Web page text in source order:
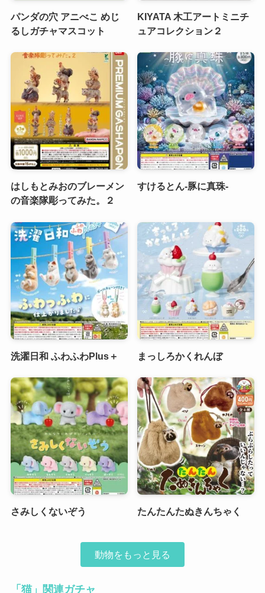
パンダの穴 アニべこ めじ
るしガチャマスコット
KIYATA 木工アートミニチ
ュアコレクション２
はしもとみおのブレーメン
の音楽隊彫ってみた。２
すけるとん-豚に真珠-
洗濯日和 ふわふわPlus＋ まっしろかくれんぼ
さみしくないぞう たんたんたぬきんちゃく
動物をもっと見る
「猫」関連ガチャ